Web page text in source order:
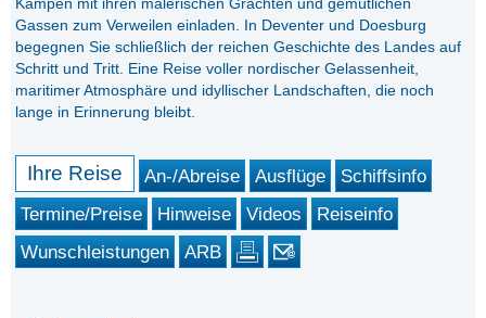
Kampen mit ihren malerischen Grachten und gemütlichen
Gassen zum Verweilen einladen. In Deventer und Doesburg
begegnen Sie schließlich der reichen Geschichte des Landes auf
Schritt und Tritt. Eine Reise voller nordischer Gelassenheit,
maritimer Atmosphäre und idyllischer Landschaften, die noch
lange in Erinnerung bleibt.
Ihre Reise An-/Abreise Ausflüge
Schiffsinfo
Termine/Preise
Hinweise Videos
Reiseinfo
Wunschleistungen
ARB